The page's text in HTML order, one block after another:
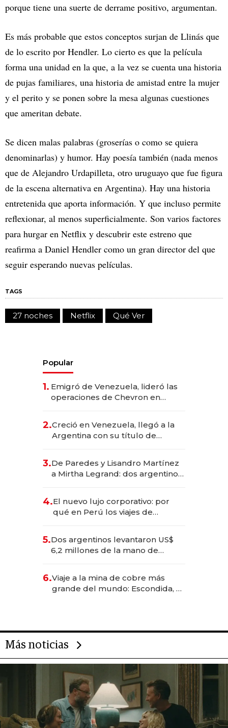
porque tiene una suerte de derrame positivo, argumentan.
Es más probable que estos conceptos surjan de Llinás que
de lo escrito por Hendler. Lo cierto es que la película
forma una unidad en la que, a la vez se cuenta una historia
de pujas familiares, una historia de amistad entre la mujer
y el perito y se ponen sobre la mesa algunas cuestiones
que ameritan debate.
Se dicen malas palabras (groserías o como se quiera
denominarlas) y humor. Hay poesía también (nada menos
que de Alejandro Urdapilleta, otro uruguayo que fue figura
de la escena alternativa en Argentina). Hay una historia
entretenida que aporta información. Y que incluso permite
reflexionar, al menos superficialmente. Son varios factores
para hurgar en Netflix y descubrir este estreno que
reafirma a Daniel Hendler como un gran director del que
seguir esperando nuevas películas.
TAGS
27 noches Netflix Qué Ver
Popular
1. Emigró de Venezuela, lideró las
operaciones de Chevron en
2.Creció en Venezuela, llegó a la
Argentina con su título de
las marcas "fast premium"
3.De Paredes y Lisandro Martínez
a Mirtha Legrand: dos argentinos
4.El nuevo lujo corporativo: por
qué en Perú los viajes de
transformadoras
5.Dos argentinos levantaron US$
6,2 millones de la mano de
6.Viaje a la mina de cobre más
grande del mundo: Escondida, el
Más noticias